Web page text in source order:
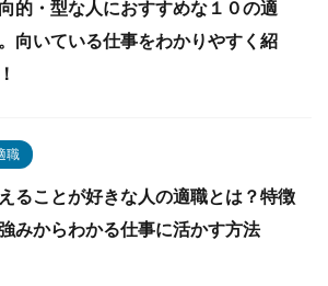
的・型な人におすすめな１０の適
向いている仕事をわかりやすく紹
職
ることが好きな人の適職とは？特徴
みからわかる仕事に活かす方法